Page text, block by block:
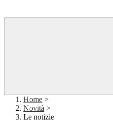
Home >
Novità >
Le notizie